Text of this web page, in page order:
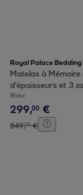
Royal Palace Bedding
Matelas à
d'épaisseurs et 3
Blanc
299,00 €
849,00 €